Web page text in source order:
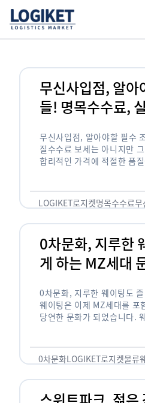
무신사입점, 알아
들! 명목수수료,
무신사입점, 알아야할 필수
질수수료 보세는 아니지만
합리적인 가격에 적절한 품
LOGIKET로지켓명목수수료무
0차문화, 지루한
게 하는 MZ세대
0차문화, 지루한 웨이팅도
웨이팅은 이제 MZ세대를 포
당연한 문화가 되었습니다.
0차문화LOGIKET로지켓물류